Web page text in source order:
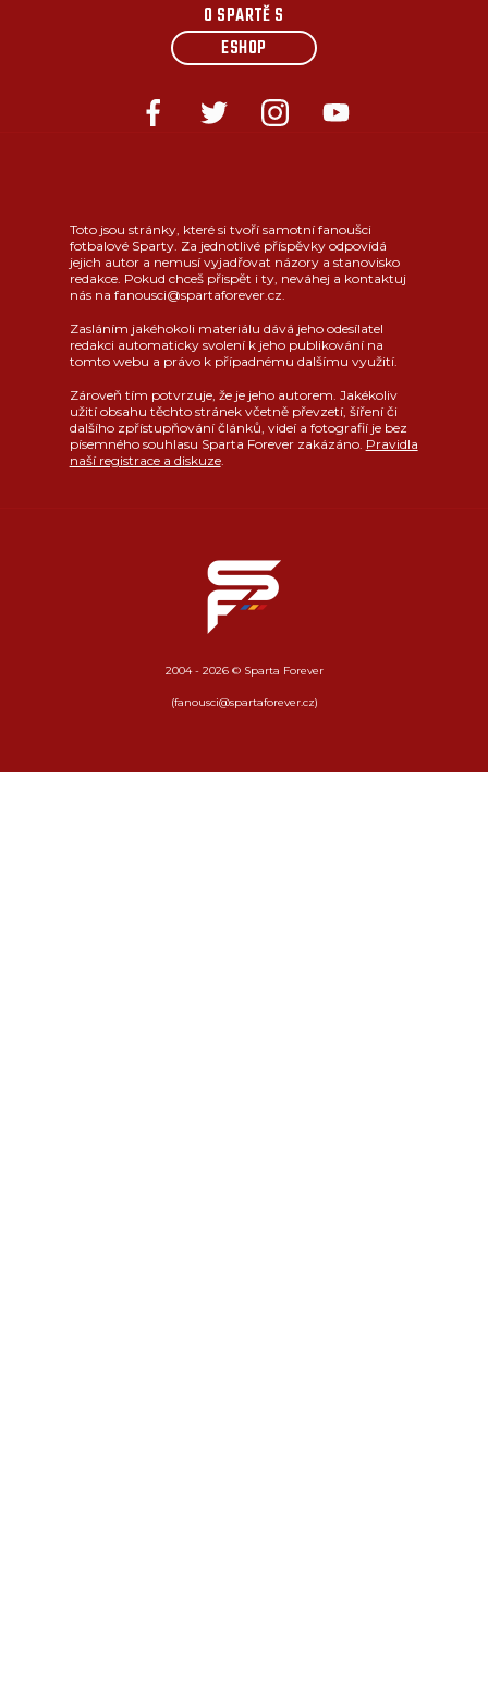
O SPARTĚ S
ESHOP
Toto jsou stránky, které si tvoří samotní fanoušci
fotbalové Sparty. Za jednotlivé příspěvky odpovídá
jejich autor a nemusí vyjadřovat názory a stanovisko
redakce. Pokud chceš přispět i ty, neváhej a kontaktuj
nás na fanousci@spartaforever.cz.
Zasláním jakéhokoli materiálu dává jeho odesílatel
redakci automaticky svolení k jeho publikování na
tomto webu a právo k případnému dalšímu využití.
Zároveň tím potvrzuje, že je jeho autorem. Jakékoliv
užití obsahu těchto stránek včetně převzetí, šíření či
dalšího zpřístupňování článků, videí a fotografií je bez
písemného souhlasu Sparta Forever zakázáno. Pravidla
naší registrace a diskuze.
2004 - 2026 © Sparta Forever
(fanousci@spartaforever.cz)